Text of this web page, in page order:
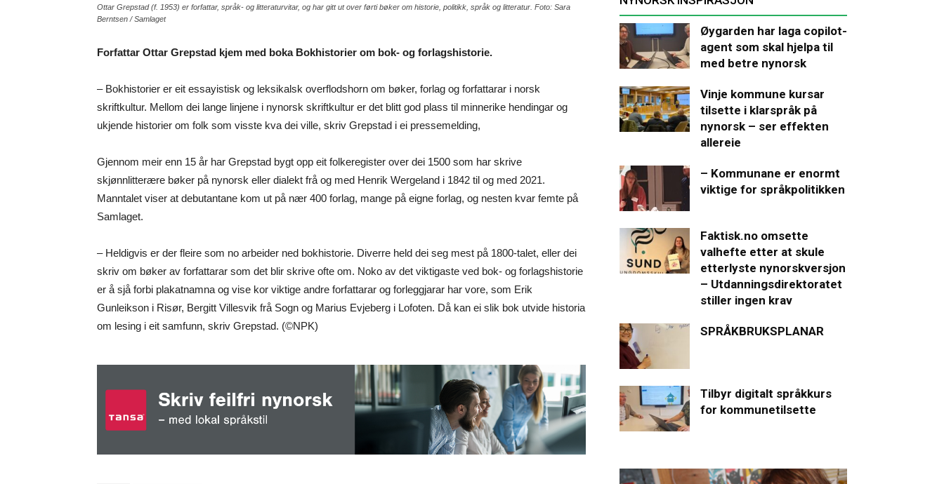
Ottar Grepstad (f. 1953) er forfattar, språk- og litteraturvitar, og har gitt ut over førti bøker om historie, politikk, språk og litteratur. Foto: Sara
Berntsen / Samlaget
Forfattar Ottar Grepstad kjem med boka Bokhistorier om bok- og forlagshistorie.
– Bokhistorier er eit essayistisk og leksikalsk overflodshorn om bøker, forlag og forfattarar i norsk
skriftkultur. Mellom dei lange linjene i nynorsk skriftkultur er det blitt god plass til minnerike hendingar og
ukjende historier om folk som visste kva dei ville, skriv Grepstad i ei pressemelding,
Gjennom meir enn 15 år har Grepstad bygt opp eit folkeregister over dei 1500 som har skrive
skjønnlitterære bøker på nynorsk eller dialekt frå og med Henrik Wergeland i 1842 til og med 2021.
Manntalet viser at debutantane kom ut på nær 400 forlag, mange på eigne forlag, og nesten kvar femte på
Samlaget.
– Heldigvis er der fleire som no arbeider ned bokhistorie. Diverre held dei seg mest på 1800-talet, eller dei
skriv om bøker av forfattarar som det blir skrive ofte om. Noko av det viktigaste ved bok- og forlagshistorie
er å sjå forbi plakatnamna og vise kor viktige andre forfattarar og forleggjarar har vore, som Erik
Gunleikson i Risør, Bergitt Villesvik frå Sogn og Marius Evjeberg i Lofoten. Då kan ei slik bok utvide historia
om lesing i eit samfunn, skriv Grepstad. (©NPK)
Øygarden har laga copilot-
agent som skal hjelpa til
med betre nynorsk
Vinje kommune kursar
tilsette i klarspråk på
nynorsk – ser effekten
allereie
– Kommunane er enormt
viktige for språkpolitikken
Faktisk.no omsette
valhefte etter at skule
etterlyste nynorskversjon
– Utdanningsdirektoratet
stiller ingen krav
SPRÅKBRUKSPLANAR
Tilbyr digitalt språkkurs
for kommunetilsette